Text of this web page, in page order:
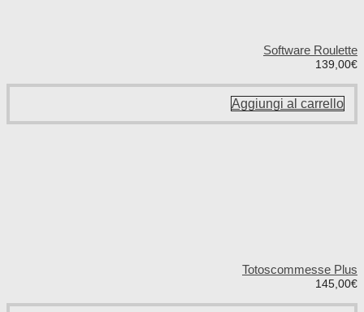
Software Roulette
139,00€
Aggiungi al carrello
Totoscommesse Plus
145,00€